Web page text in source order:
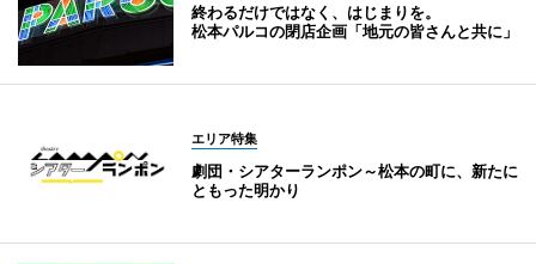
終わるだけではなく、はじまりを。
松本パルコの閉店企画「地元の皆さんと共に」
エリア特集
劇団・シアターランポン～松本の町に、新たに
ともった明かり